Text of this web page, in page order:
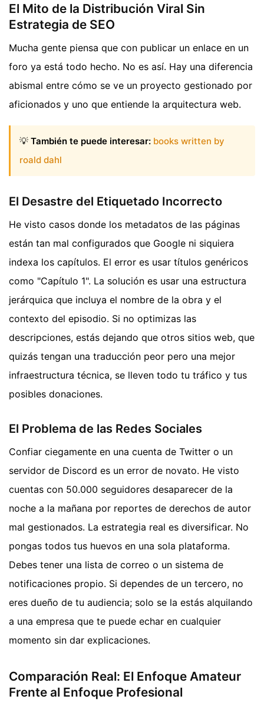
El Mito de la Distribución Viral Sin
Estrategia de SEO
Mucha gente piensa que con publicar un enlace en un
foro ya está todo hecho. No es así. Hay una diferencia
abismal entre cómo se ve un proyecto gestionado por
aficionados y uno que entiende la arquitectura web.
💡 También te puede interesar: books written by
roald dahl
El Desastre del Etiquetado Incorrecto
He visto casos donde los metadatos de las páginas
están tan mal configurados que Google ni siquiera
indexa los capítulos. El error es usar títulos genéricos
como "Capítulo 1". La solución es usar una estructura
jerárquica que incluya el nombre de la obra y el
contexto del episodio. Si no optimizas las
descripciones, estás dejando que otros sitios web, que
quizás tengan una traducción peor pero una mejor
infraestructura técnica, se lleven todo tu tráfico y tus
posibles donaciones.
El Problema de las Redes Sociales
Confiar ciegamente en una cuenta de Twitter o un
servidor de Discord es un error de novato. He visto
cuentas con 50.000 seguidores desaparecer de la
noche a la mañana por reportes de derechos de autor
mal gestionados. La estrategia real es diversificar. No
pongas todos tus huevos en una sola plataforma.
Debes tener una lista de correo o un sistema de
notificaciones propio. Si dependes de un tercero, no
eres dueño de tu audiencia; solo se la estás alquilando
a una empresa que te puede echar en cualquier
momento sin dar explicaciones.
Comparación Real: El Enfoque Amateur
Frente al Enfoque Profesional